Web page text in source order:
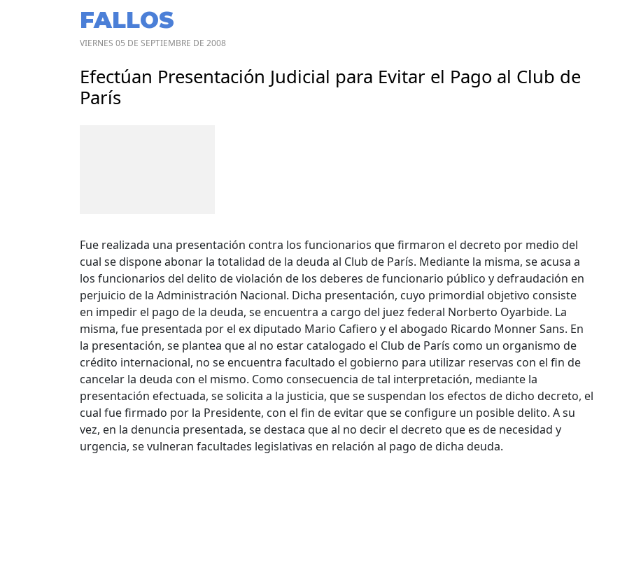
FALLOS
VIERNES 05 DE SEPTIEMBRE DE 2008
Efectúan Presentación Judicial para Evitar el Pago al Club de
París
Fue realizada una presentación contra los funcionarios que firmaron el decreto por medio del
cual se dispone abonar la totalidad de la deuda al Club de París. Mediante la misma, se acusa a
los funcionarios del delito de violación de los deberes de funcionario público y defraudación en
perjuicio de la Administración Nacional. Dicha presentación, cuyo primordial objetivo consiste
en impedir el pago de la deuda, se encuentra a cargo del juez federal Norberto Oyarbide. La
misma, fue presentada por el ex diputado Mario Cafiero y el abogado Ricardo Monner Sans. En
la presentación, se plantea que al no estar catalogado el Club de París como un organismo de
crédito internacional, no se encuentra facultado el gobierno para utilizar reservas con el fin de
cancelar la deuda con el mismo. Como consecuencia de tal interpretación, mediante la
presentación efectuada, se solicita a la justicia, que se suspendan los efectos de dicho decreto, el
cual fue firmado por la Presidente, con el fin de evitar que se configure un posible delito. A su
vez, en la denuncia presentada, se destaca que al no decir el decreto que es de necesidad y
urgencia, se vulneran facultades legislativas en relación al pago de dicha deuda.